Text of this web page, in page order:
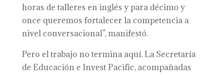
horas de talleres en inglés y para décimo y
once queremos fortalecer la competencia a
nivel conversacional”, manifestó.
Pero el trabajo no termina aquí. La Secretaría
de Educación e Invest Pacific, acompañadas